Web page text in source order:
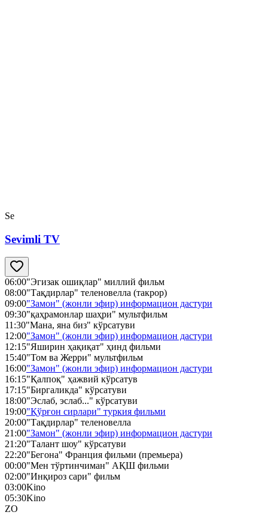
Se
Sevimli TV
06:00"Эгизак ошиқлар" миллий фильм
08:00"Тақдирлар" теленовелла (такрор)
09:00"Замон" (жонли эфир) информацион дастури
09:30"қаҳрамонлар шаҳри" мультфильм
11:30"Мана, яна биз" кўрсатуви
12:00"Замон" (жонли эфир) информацион дастури
12:15"Яширин ҳақиқат" ҳинд фильми
15:40"Том ва Жерри" мультфильм
16:00"Замон" (жонли эфир) информацион дастури
16:15"Қалпоқ" ҳажвий кўрсатув
17:15"Биргаликда" кўрсатуви
18:00"Эслаб, эслаб..." кўрсатуви
19:00"Қўрғон сирлари" туркия фильми
20:00"Тақдирлар" теленовелла
21:00"Замон" (жонли эфир) информацион дастури
21:20"Талант шоу" кўрсатуви
22:20"Бегона" Франция фильми (премьера)
00:00"Мен тўртинчиман" АҚШ фильми
02:00"Инқироз сари" фильм
03:00Kino
05:30Kino
ZO